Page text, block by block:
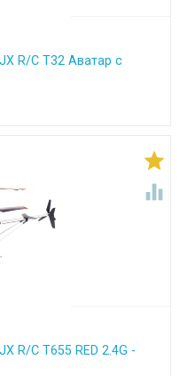
R/C T32 Аватар с


R/C T655 RED 2.4G -